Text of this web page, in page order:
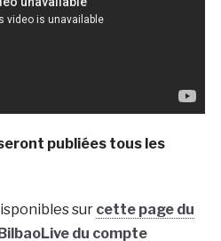
publiées tous les
sur cette page du
du compte